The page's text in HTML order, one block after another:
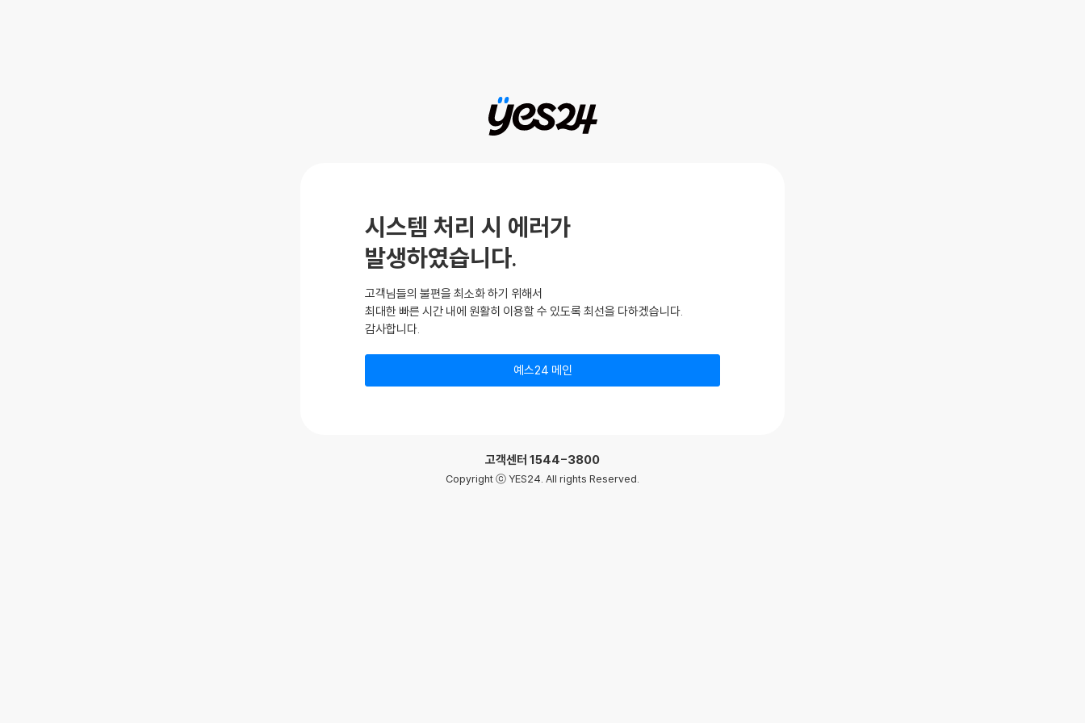
시스템 처리 시 에러가
발생하였습니다.
고객님들의 불편을 최소화 하기 위해서
최대한 빠른 시간 내에 원활히 이용할 수 있도록 최선을 다하겠습니다.
감사합니다.
예스24 메인
고객센터 1544-3800
Copyright ⓒ YES24. All rights Reserved.